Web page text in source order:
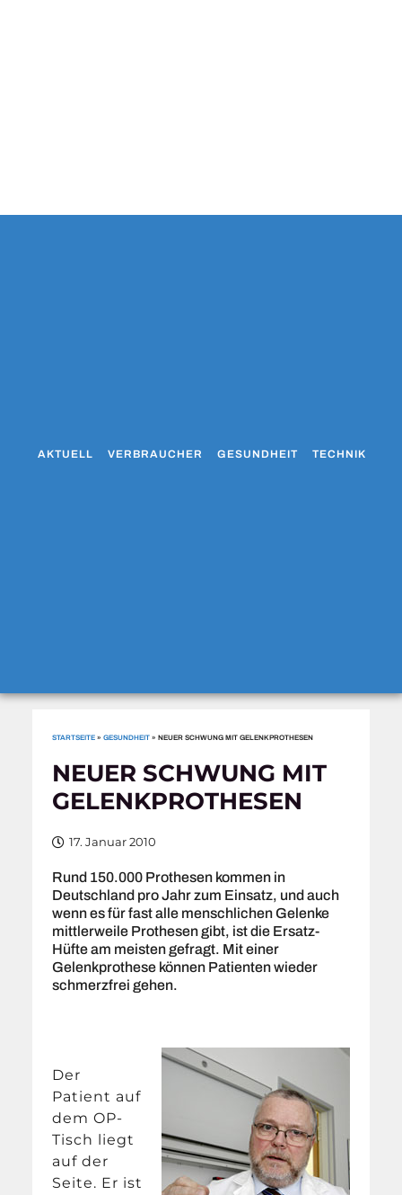
AKTUELL VERBRAUCHER GESUNDHEIT TECHNIK
STARTSEITE »GESUNDHEIT »NEUER SCHWUNG MIT GELENKPROTHESEN
NEUER SCHWUNG MIT
GELENKPROTHESEN
17. Januar 2010
Rund 150.000 Prothesen kommen in
Deutschland pro Jahr zum Einsatz, und auch
wenn es für fast alle menschlichen Gelenke
mittlerweile Prothesen gibt, ist die Ersatz-
Hüfte am meisten gefragt. Mit einer
Gelenkprothese können Patienten wieder
schmerzfrei gehen.
Der
Patient auf
dem OP-
Tisch liegt
auf der
Seite. Er ist